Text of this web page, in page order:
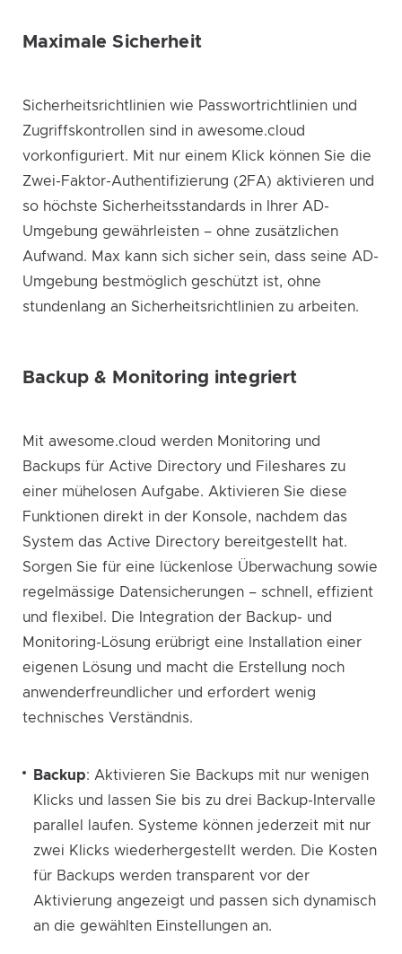
Maximale Sicherheit
Sicherheitsrichtlinien wie Passwortrichtlinien und
Zugriffskontrollen sind in awesome.cloud
vorkonfiguriert. Mit nur einem Klick können Sie die
Zwei-Faktor-Authentifizierung (2FA) aktivieren und
so höchste Sicherheitsstandards in Ihrer AD-
Umgebung gewährleisten – ohne zusätzlichen
Aufwand. Max kann sich sicher sein, dass seine AD-
Umgebung bestmöglich geschützt ist, ohne
stundenlang an Sicherheitsrichtlinien zu arbeiten.
Backup & Monitoring integriert
Mit awesome.cloud werden Monitoring und
Backups für Active Directory und Fileshares zu
einer mühelosen Aufgabe. Aktivieren Sie diese
Funktionen direkt in der Konsole, nachdem das
System das Active Directory bereitgestellt hat.
Sorgen Sie für eine lückenlose Überwachung sowie
regelmässige Datensicherungen – schnell, effizient
und flexibel. Die Integration der Backup- und
Monitoring-Lösung erübrigt eine Installation einer
eigenen Lösung und macht die Erstellung noch
anwenderfreundlicher und erfordert wenig
technisches Verständnis.
Backup: Aktivieren Sie Backups mit nur wenigen
Klicks und lassen Sie bis zu drei Backup-Intervalle
parallel laufen. Systeme können jederzeit mit nur
zwei Klicks wiederhergestellt werden. Die Kosten
für Backups werden transparent vor der
Aktivierung angezeigt und passen sich dynamisch
an die gewählten Einstellungen an.